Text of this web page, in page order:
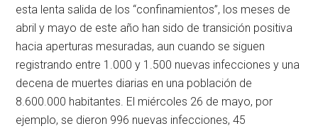
esta lenta salida de los “confinamientos”, los meses de
abril y mayo de este año han sido de transición positiva
hacia aperturas mesuradas, aun cuando se siguen
registrando entre 1.000 y 1.500 nuevas infecciones y una
decena de muertes diarias en una población de
8.600.000 habitantes. El miércoles 26 de mayo, por
ejemplo, se dieron 996 nuevas infecciones, 45